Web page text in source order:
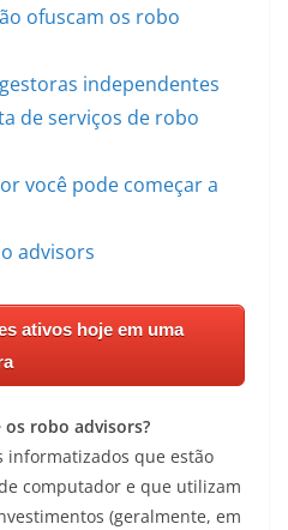
ofuscam os robo
independentes
de serviços de robo
você pode começar a
advisors
ativos hoje em uma
robo advisors?
que estão
computador e que utilizam
(geralmente, em